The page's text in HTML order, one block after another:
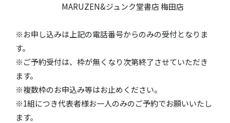
MARUZEN&ジュンク堂書店 梅田店
※お申し込みは上記の電話番号からのみの受付となりま
す。
※ご予約受付は、枠が無くなり次第終了させていただき
ます。
※複数枠のお申込み等はお止めください。
※1組につき代表者様お一人のみのご予約でお願いいたし
ます。